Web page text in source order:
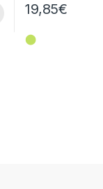
19,85€
⬤